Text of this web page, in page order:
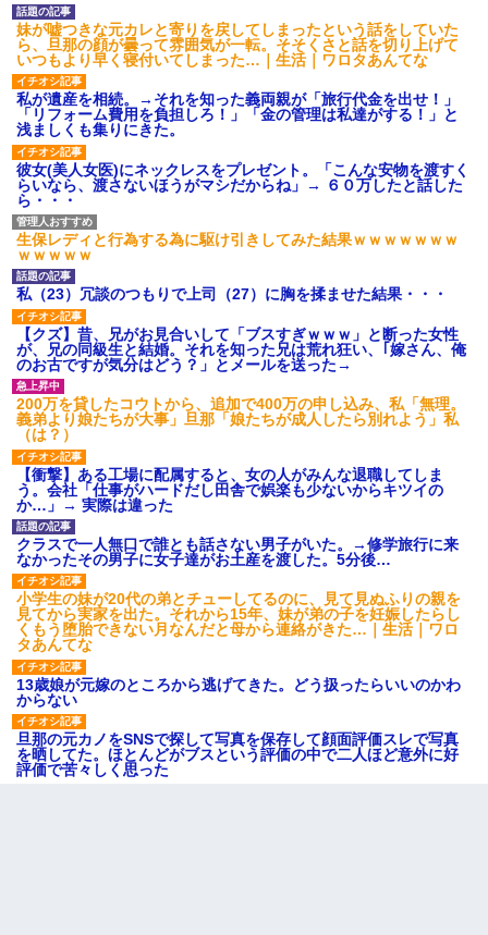
後続車にクラクションを鳴ら
され彼氏が逆切れ。「何クラク
ション鳴らしてんだ！降りてこ
いよ！」と怒鳴りだし...
【衝撃】報酬100万円超の治験
募集がこちらｗｗｗｗｗ(※画像
あり)
【ネット騒然】惨殺されたタ
ワマン頂き女子のこの動画、す
げえええええｗｗｗｗｗｗｗｗ
ｗｗｗ
【愕然】白のクラウン俺氏、
高速道路左車線を制限速度で走
った結果wwwwwwwwwwww
百年の恋12-899 食べた量を
張り合ってくる
【悲報】佐藤輝明・・・２軍
でも盛大にやらかす←あまり悲
しませないでくれ
妹が嘘つきな元カレと寄りを戻してしまったという話をしていた
ら、旦那の顔が曇って雰囲気が一転。そそくさと話を切り上げて
いつもより早く寝付いてしまった…｜生活｜ワロタあんてな
私が遺産を相続。→それを知った義両親が「旅行代金を出せ！」
「リフォーム費用を負担しろ！」「金の管理は私達がする！」と
浅ましくも集りにきた。
彼女(美人女医)にネックレスをプレゼント。「こんな安物を渡すく
らいなら、渡さないほうがマシだからね」→ ６０万したと話した
ら・・・
生保レディと行為する為に駆け引きしてみた結果ｗｗｗｗｗｗｗ
ｗｗｗｗｗ
私（23）冗談のつもりで上司（27）に胸を揉ませた結果・・・
【クズ】昔、兄がお見合いして「ブスすぎｗｗｗ」と断った女性
が、兄の同級生と結婚。それを知った兄は荒れ狂い、｢嫁さん、俺
のお古ですが気分はどう？」とメールを送った→
200万を貸したコウトから、追加で400万の申し込み、私「無理。
義弟より娘たちが大事」旦那「娘たちが成人したら別れよう」私
（は？）
【衝撃】ある工場に配属すると、女の人がみんな退職してしま
う。会社「仕事がハードだし田舎で娯楽も少ないからキツイの
か…」→ 実際は違った
クラスで一人無口で誰とも話さない男子がいた。→修学旅行に来
なかったその男子に女子達がお土産を渡した。5分後…
小学生の妹が20代の弟とチューしてるのに、見て見ぬふりの親を
見てから実家を出た。それから15年、妹が弟の子を妊娠したらし
くもう堕胎できない月なんだと母から連絡がきた…｜生活｜ワロ
タあんてな
13歳娘が元嫁のところから逃げてきた。どう扱ったらいいのかわ
からない
旦那の元カノをSNSで探して写真を保存して顔面評価スレで写真
を晒してた。ほとんどがブスという評価の中で二人ほど意外に好
評価で苦々しく思った